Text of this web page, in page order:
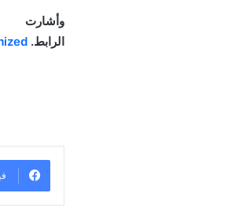
وأشارت
الرابط.